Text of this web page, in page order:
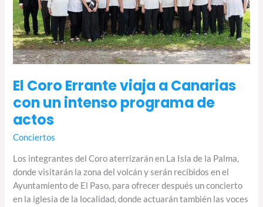
El Coro Errante viaja a Canarias
con un intenso programa de
actos
Conciertos
Los integrantes del Coro aterrizarán en La Isla de la Palma,
donde visitarán la zona del volcán y serán recibidos en el
Ayuntamiento de El Paso, para ofrecer después un concierto
en la iglesia de la localidad, donde actuarán también las voces
un
intenso
programa
de
actos